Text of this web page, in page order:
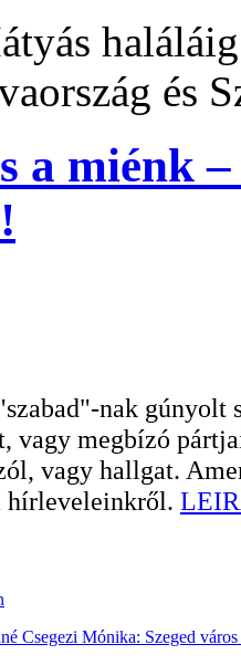
és
a miénk
nak
vagy megbízó
vagy hallgat.
hírleveleinkről.